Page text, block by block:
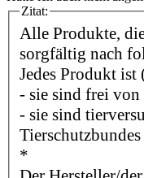
Zitat:
Alle Produkte,
sorgfältig nach
Jedes Produkt
- sie sind frei
- sie sind
*